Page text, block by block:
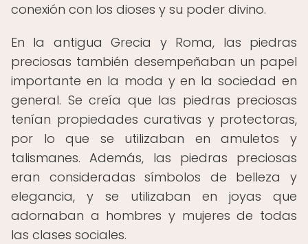
conexión con los dioses y su poder divino.
En la antigua Grecia y Roma, las piedras
preciosas también desempeñaban un papel
importante en la moda y en la sociedad en
general. Se creía que las piedras preciosas
tenían propiedades curativas y protectoras,
por lo que se utilizaban en amuletos y
talismanes. Además, las piedras preciosas
eran consideradas símbolos de belleza y
elegancia, y se utilizaban en joyas que
adornaban a hombres y mujeres de todas
las clases sociales.